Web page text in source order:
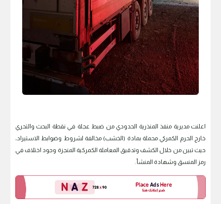
اعلنت مديرية منفذ المنذرية الحدودي من ضبط عجلة في نقطة البحث والتحري
خارج الحرم الكمركي محملة بمادة (الخشب) مخالفة لشروط وضوابط الاستيراد،
حيث تبين من خلال الكشف وتدقيق المعاملة الكمركية المنجزة وجود اختلاف في
رمز المنسق وشهادة المنشأ .